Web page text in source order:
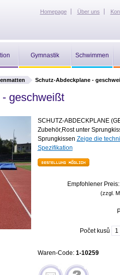
Homepage Über uns
Gymnastik Schwimmen
Schutz-Abdeckplane -
geschweißt
SCHUTZ-ABDECKPLANE
Zubehör,Rost unter
Sprungkissen Zeige die
Spezifikation
Empfohlener Preis:
(zzgl.
Počet kusů
Waren-Code: 1-10259